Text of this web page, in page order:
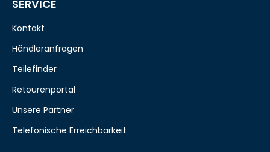
SERVICE
Kontakt
Händleranfragen
Teilefinder
Retourenportal
Unsere Partner
Telefonische Erreichbarkeit